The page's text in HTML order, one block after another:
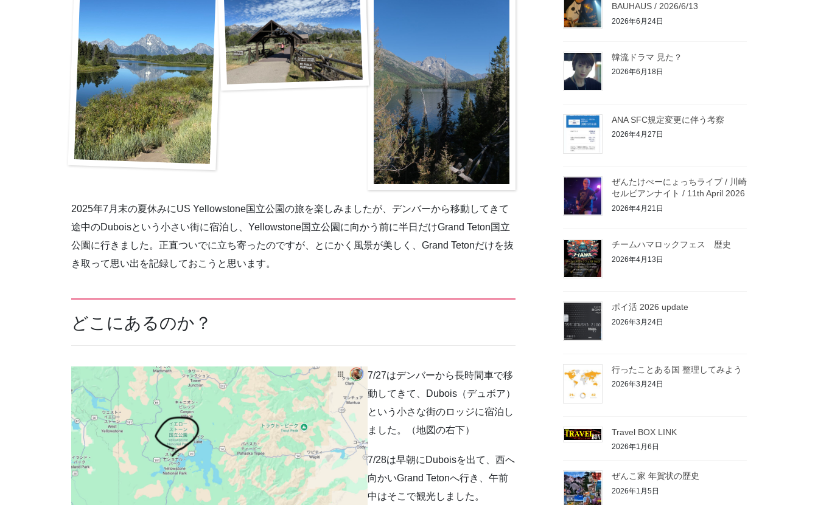
2025年7月末の夏休みにUS Yellowstone国立公園の旅を楽しみましたが、デンバーから移動してきて
途中のDuboisという小さい街に宿泊し、Yellowstone国立公園に向かう前に半日だけGrand Teton国立
公園に行きました。正直ついでに立ち寄ったのですが、とにかく風景が美しく、Grand Tetonだけを抜
き取って思い出を記録しておこうと思います。
どこにあるのか？
7/27はデンバーから長時間車で移
動してきて、Dubois（デュボア）
という小さな街のロッジに宿泊し
ました。（地図の右下）
7/28は早朝にDuboisを出て、西へ
向かいGrand Tetonへ行き、午前
中はそこで観光しました。
BAUHAUS / 2026/6/13
2026年6月24日
韓流ドラマ 見た？
2026年6月18日
ANA SFC規定変更に伴う考察
2026年4月27日
ぜんたけぺーにょっちライブ / 川崎
セルビアンナイト / 11th April 2026
2026年4月21日
チームハマロックフェス 歴史
2026年4月13日
ポイ活 2026 update
2026年3月24日
行ったことある国 整理してみよう
2026年3月24日
Travel BOX LINK
2026年1月6日
ぜんこ家 年賀状の歴史
2026年1月5日